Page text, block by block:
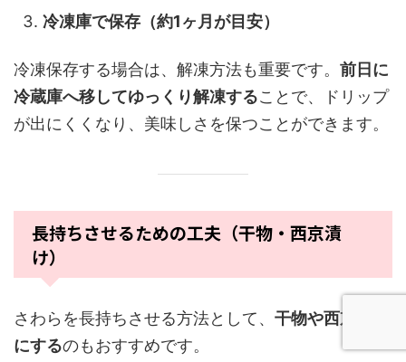
冷凍庫で保存（約1ヶ月が目安）
冷凍保存する場合は、解凍方法も重要です。 前日に
冷蔵庫へ移してゆっくり解凍することで、ドリップ
が出にくくなり、美味しさを保つことができます。
長持ちさせるための工夫（干物・西京漬
け）
さわらを長持ちさせる方法として、 干物や西京漬け
にするのもおすすめです。